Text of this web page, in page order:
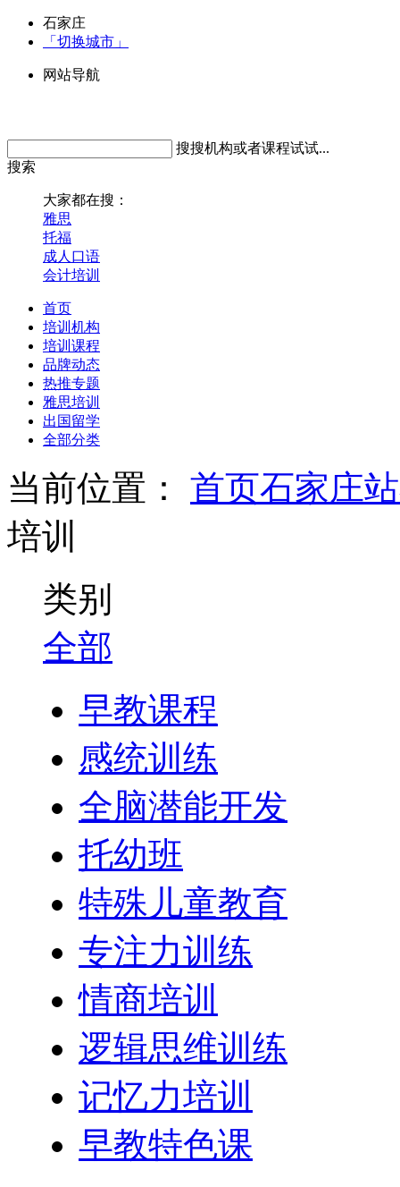
石家庄
「切换城市」
网站导航
搜搜机构或者课程试试...
搜索
大家都在搜：
雅思
托福
成人口语
会计培训
首页
培训机构
培训课程
品牌动态
热推专题
雅思培训
出国留学
全部分类
当前位置： 首页石家庄站
培训
类别
全部
早教课程
感统训练
全脑潜能开发
托幼班
特殊儿童教育
专注力训练
情商培训
逻辑思维训练
记忆力培训
早教特色课